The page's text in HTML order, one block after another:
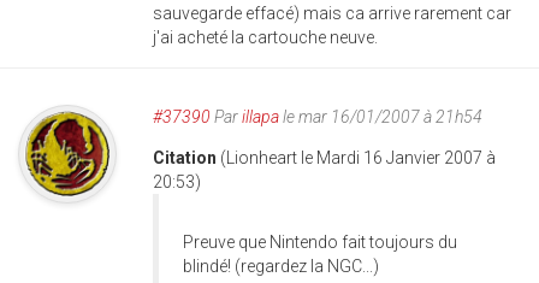
sauvegarde effacé) mais ca arrive rarement car
j'ai acheté la cartouche neuve.
#37390 Parillapale mar 16/01/2007 à 21h54
Citation (Lionheart le Mardi 16 Janvier 2007 à
20:53)
Preuve que Nintendo fait toujours du
blindé! (regardez la NGC...)